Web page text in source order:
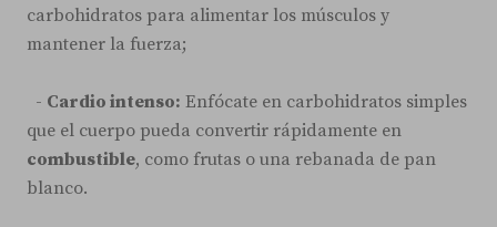
carbohidratos para alimentar los músculos y
mantener la fuerza;
- Cardio intenso: Enfócate en carbohidratos simples
que el cuerpo pueda convertir rápidamente en
combustible, como frutas o una rebanada de pan
blanco.